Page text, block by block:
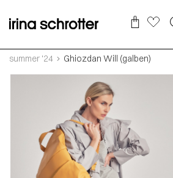
summer '24 Ghiozdan Will (galben)